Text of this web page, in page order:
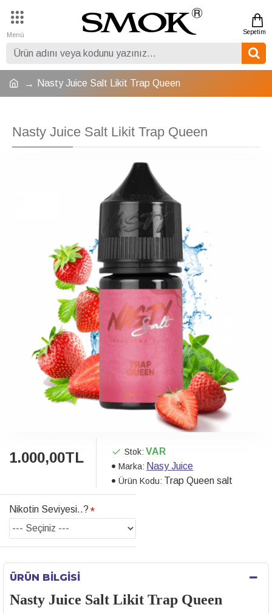
Nasty Juice Salt Likit Trap Queen
Nasty Juice Salt Likit Trap Queen
1.000,00TL Stok: VAR
Marka: Nasy Juice
Ürün Kodu: Trap Queen salt
Nikotin Seviyesi..?
ÜRÜN BILGISI
Nasty Juice Salt Likit Trap Queen